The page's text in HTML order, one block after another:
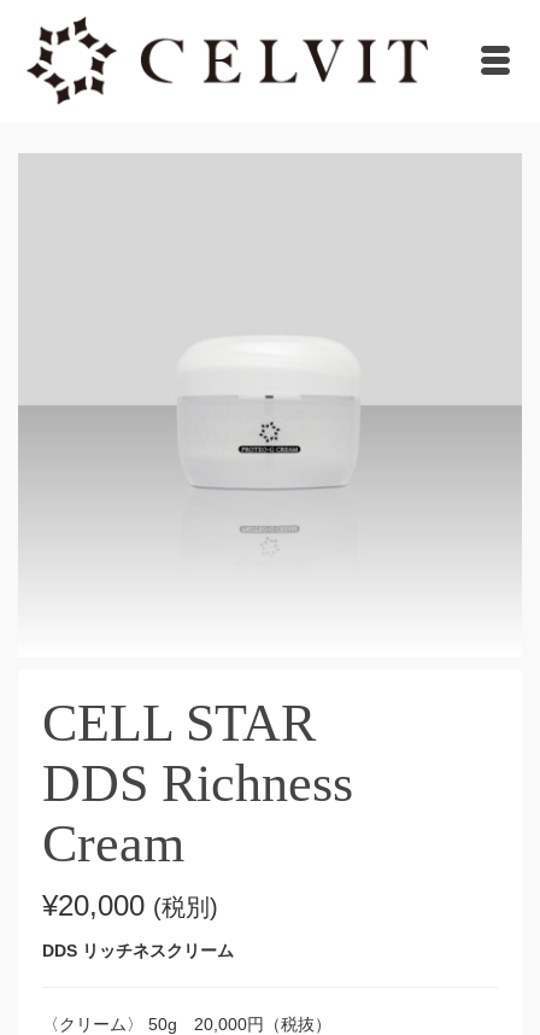
CELL STAR
DDS Richness
Cream
¥20,000 (税別)
DDS リッチネスクリーム
〈クリーム〉 50g 20,000円（税抜）